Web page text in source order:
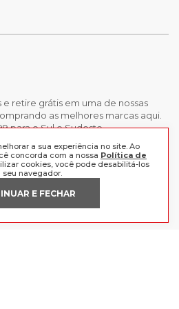
a sua experiência no site. Ao
concorda com a nossa Política de
cookies, você pode desabilitá-los
seu navegador.
E FECHAR
retire grátis em uma de nossas
as melhores marcas aqui.
para o Sul e Sudeste.